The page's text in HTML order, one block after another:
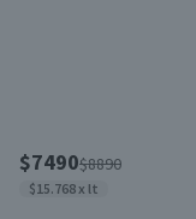
$7490$8890
$15.768 x lt